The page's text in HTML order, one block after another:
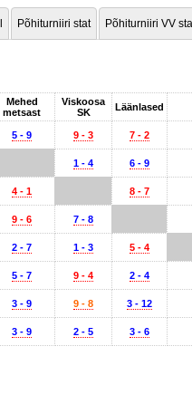
Põhiturniiri stat Põhiturniiri VV
Mehed
metsast
Viskoosa
SK
Läänlased
5 - 9 9 - 3 7 - 2
1 - 4 6 - 9
4 - 1 8 - 7
9 - 6 7 - 8
2 - 7 1 - 3 5 - 4
5 - 7 9 - 4 2 - 4
3 - 9 9 - 8 3 - 12
3 - 9 2 - 5 3 - 6